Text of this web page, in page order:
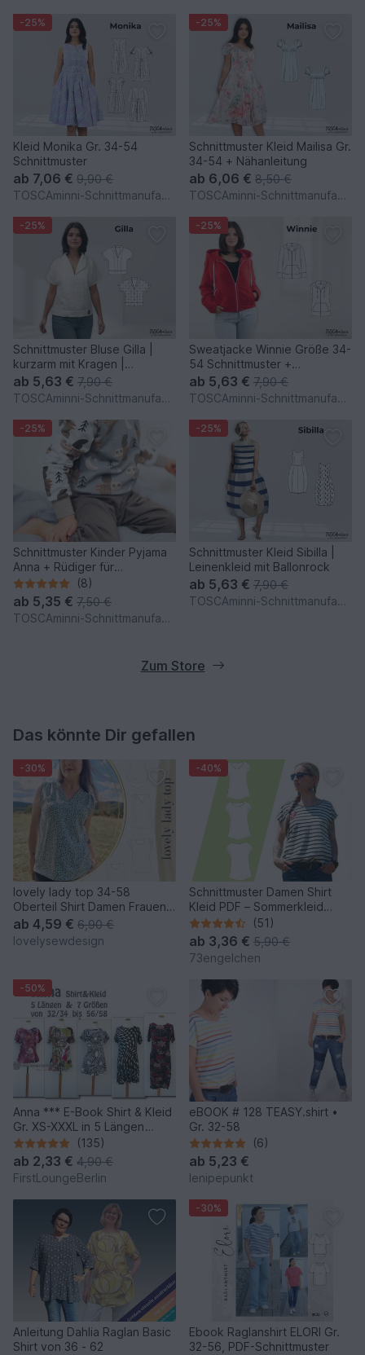
-25%
Kleid Monika Gr. 34-54
Schnittmuster
ab 7,06 € 9,90 €
TOSCAminni-Schnittmanufaktur
-25%
Schnittmuster Kleid Mailisa Gr.
34-54 + Nähanleitung
ab 6,06 € 8,50 €
TOSCAminni-Schnittmanufaktur
-25%
Schnittmuster Bluse Gilla |
kurzarm mit Kragen |
Leinenbluse
ab 5,63 € 7,90 €
TOSCAminni-Schnittmanufaktur
-25%
Sweatjacke Winnie Größe 34-
54 Schnittmuster +
Nähanleitung
ab 5,63 € 7,90 €
TOSCAminni-Schnittmanufaktur
-25%
Schnittmuster Kinder Pyjama
Anna + Rüdiger für
Nähanfänger(8)
ab 5,35 € 7,50 €
TOSCAminni-Schnittmanufaktur
-25%
Schnittmuster Kleid Sibilla |
Leinenkleid mit Ballonrock
ab 5,63 € 7,90 €
TOSCAminni-Schnittmanufaktur
Zum Store
Das könnte Dir gefallen
-30%
lovely lady top 34-58
Oberteil Shirt Damen Frauen
Schnittmuster Businesstop
ab 4,59 € 6,90 €
lovelysewdesign
-40%
Schnittmuster Damen Shirt
Kleid PDF – Sommerkleid
nähen 32–48(51)
ab 3,36 € 5,90 €
73engelchen
-50%
Anna *** E-Book Shirt & Kleid
Gr. XS-XXXL in 5 Längen
Nähanleitung mit
Schnittmuster Design von
firstloungeberlin
(135)
ab 2,33 € 4,90 €
FirstLoungeBerlin
eBOOK # 128 TEASY.shirt •
Gr. 32-58
(6)
ab 5,23 €
lenipepunkt
Anleitung Dahlia Raglan Basic
Shirt von 36 - 62
-30%
Ebook Raglanshirt ELORI Gr.
32-56, PDF-Schnittmuster